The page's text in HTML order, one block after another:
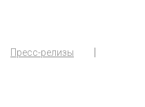
Пресс-релизы